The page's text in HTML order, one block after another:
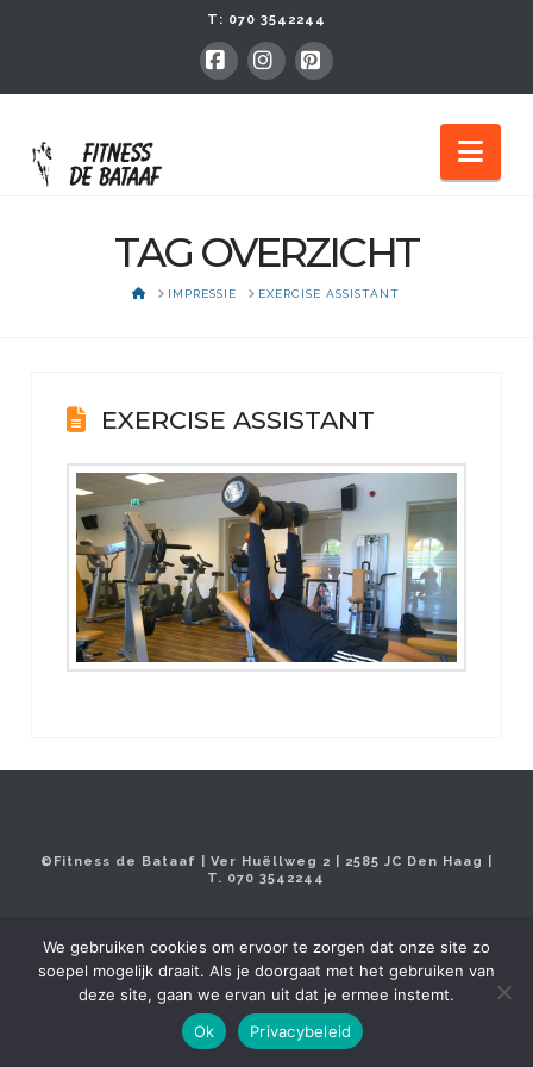
T: 070 3542244
Facebook
Instagram
Pinterest
TAG OVERZICHT
HOMEIMPRESSIE EXERCISE ASSISTANT
EXERCISE ASSISTANT
© Fitness de Bataaf | Ver Huëllweg 2 | 2585 JC Den Haag |
T. 070 3542244
We gebruiken cookies om ervoor te zorgen dat onze site zo
soepel mogelijk draait. Als je doorgaat met het gebruiken van
deze site, gaan we ervan uit dat je ermee instemt.
Ok
Privacybeleid